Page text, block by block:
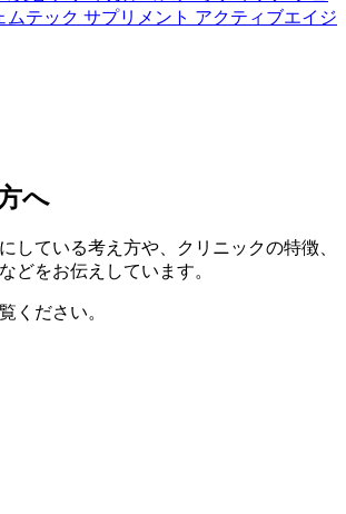
ムテック サプリメント アクティブエイジ
へ
している考え方や、クリニックの特徴、
どをお伝えしています。
ください。